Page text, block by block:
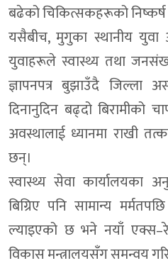
बढेको चिकित्सकहरूको
यसैबीच, मुगुका स्थानीय
युवाहरूले स्वास्थ्य तथा
ज्ञापनपत्र बुझाउँदै जिल्ला
दिनानुदिन बढ्दो बिरामीको
अवस्थालाई ध्यानमा राखी
छन्।
स्वास्थ्य सेवा कार्यालयका
बिग्रिए पनि सामान्य
ल्याइएको छ भने नयाँ
विकास मन्त्रालयसँग समन्वय